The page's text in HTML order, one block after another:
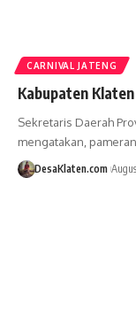
CARNIVAL JATENG
Kabupaten
Sekretaris Daerah
mengatakan,
DesaKlaten.com